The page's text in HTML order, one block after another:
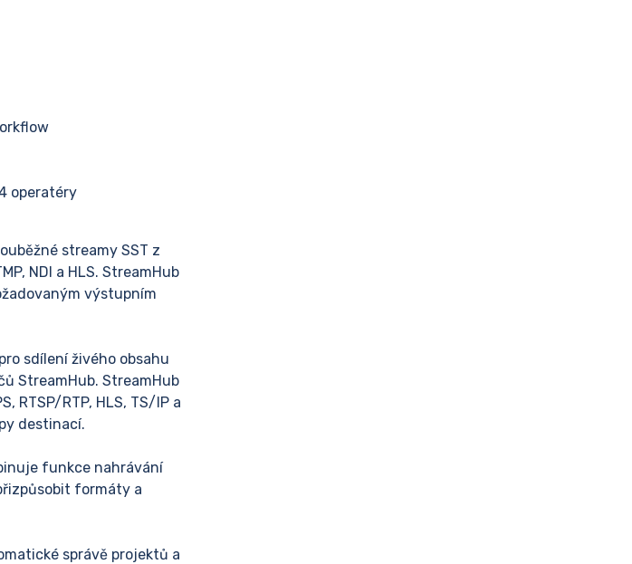
operatéry
streamy SST z
NDI a HLS. StreamHub
výstupním
sdílení živého obsahu
StreamHub. StreamHub
RTSP/RTP, HLS, TS/IP a
destinací.
funkce nahrávání
formáty a
správě projektů a